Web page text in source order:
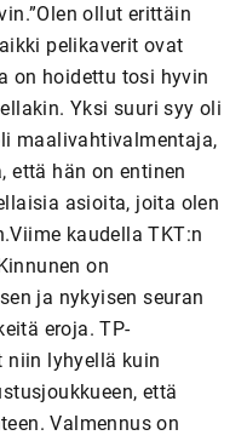
ollut erittäin
pelikaverit ovat
on hoidettu tosi hyvin
Yksi suuri syy oli
maalivahtivalmentaja,
että hän on entinen
asioita, joita olen
kaudella TKT:n
on
ja nykyisen seuran
eroja. TP-
niin lyhyellä kuin
että
Valmennus on